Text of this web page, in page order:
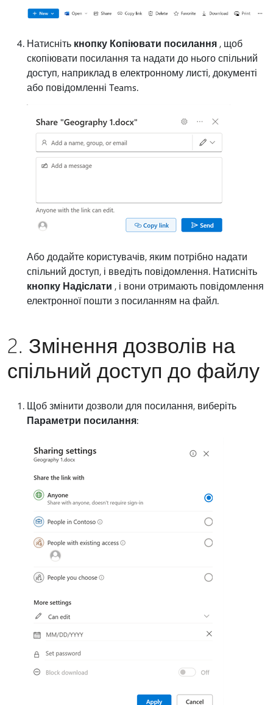
Натисніть кнопку Копіювати посилання, щоб
скопіювати посилання та надати до нього спільний
доступ, наприклад в електронному листі, документі
або повідомленні Teams.
Або додайте користувачів, яким потрібно надати
спільний доступ, і введіть повідомлення. Натисніть
кнопку Надіслати , і вони отримають повідомлення
електронної пошти з посиланням на файл.
2. Змінення дозволів на
спільний доступ до файлу
Щоб змінити дозволи для посилання, виберіть
Параметри посилання: